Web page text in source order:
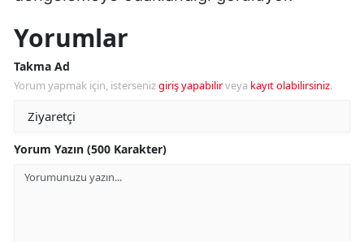
Yorumlar
Takma Ad
Yorum yapmak için, istersenizgiriş yapabilirveya kayıt olabilirsiniz.
Yorum Yazın (500 Karakter)